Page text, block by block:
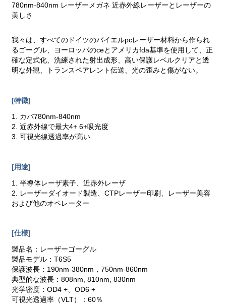
780nm-840nm レーザーメガネ 近赤外線レーザーとレーザーの
美しさ
我々は、すべてのドイツのバイエルpcレーザー材料から作られ
るゴーグル、ヨーロッパのceとアメリカfda基準を使用して、正
確な定式化、洗練された射出成形、高い保護レベルクリアと透
明な外観、トランスペアレント伝送、光の歪みと傷がない。
[特徴]
1. カバ780nm-840nm
2. 近赤外線で最大4+ 6+吸光度
3. 可視光線透過率が高い
[用途]
1. 半導体レーザ素子、近赤外レーザ
2. レーザーダイオード製造、CTPレーザー印刷、レーザー美容
および他のオペレーター
[仕様]
製品名：レーザーゴーグル
製品モデル：T6S5
保護波長：190nm-380nm，750nm-860nm
典型的な波長：808nm, 810nm, 830nm
光学密度：OD4 +、OD6 +
可視光透過率（VLT）：60％